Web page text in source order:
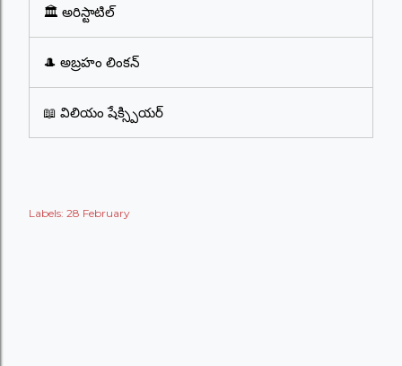
🏛️ అరిస్టాటిల్
🎩 అబ్రహం లింకన్
📖 విలియం షేక్స్పియర్
Labels: 28 February